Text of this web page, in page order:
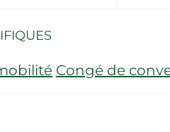
Congé de